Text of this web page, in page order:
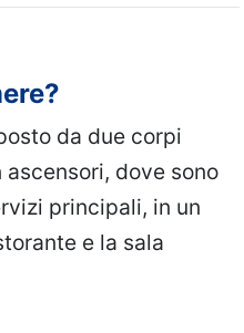
da due corpi
dove sono
principali, in un
e la sala